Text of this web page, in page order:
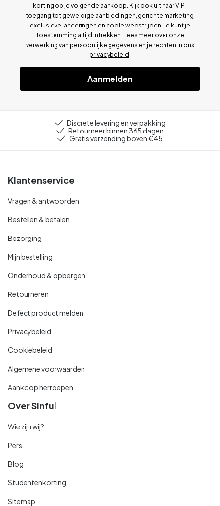
korting op je volgende aankoop. Kijk ook uit naar VIP-
toegang tot geweldige aanbiedingen, gerichte marketing,
exclusieve lanceringen en coole wedstrijden. Je kunt je
toestemming altijd intrekken. Lees meer over onze
verwerking van persoonlijke gegevens en je rechten in ons
privacybeleid
Aanmelden
Discrete levering en verpakking
Retourneer binnen 365 dagen
Gratis verzending boven €45
Klantenservice
Vragen & antwoorden
Bestellen & betalen
Bezorging
Mijn bestelling
Onderhoud & opbergen
Retourneren
Defect product melden
Privacybeleid
Cookiebeleid
Algemene voorwaarden
Aankoop herroepen
Over Sinful
Wie zijn wij?
Pers
Blog
Studentenkorting
Sitemap